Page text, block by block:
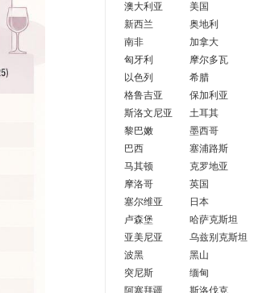
澳大利亚
美国
新西兰
奥地利
南非
加拿大
匈牙利
摩尔多瓦
以色列
希腊
格鲁吉亚
保加利亚
斯洛文尼亚
土耳其
黎巴嫩
墨西哥
巴西
塞浦路斯
马其顿
克罗地亚
摩洛哥
英国
塞尔维亚
日本
卢森堡
哈萨克斯坦
亚美尼亚
乌兹别克斯坦
波黑
黑山
突尼斯
缅甸
阿塞拜疆
斯洛伐克